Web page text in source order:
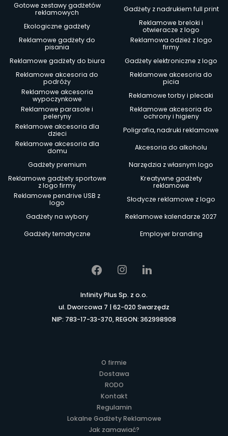
Gotowe zestawy gadżetów
reklamowych
Gadżety z nadrukiem full print
Ekologiczne gadżety
Reklamowe breloki i
otwieracze z logo
Reklamowe gadżety do
pisania
Reklamowa odzież z logo
firmy
Reklamowe gadżety do biura
Gadżety elektroniczne z logo
Reklamowe akcesoria do
podróży
Reklamowe akcesoria do
picia
Reklamowe akcesoria
wypoczynkowe
Reklamowe torby i plecaki
Reklamowe parasole i
peleryny
Reklamowe akcesoria do
ochrony i higieny
Reklamowe akcesoria dla
dzieci
Poligrafia, nadruki reklamowe
Reklamowe akcesoria dla
domu
Akcesoria do alkoholu
Gadżety premium
Narzędzia z własnym logo
Reklamowe gadżety sportowe
z logo firmy
Kreatywne gadżety
reklamowe
Reklamowe pendrive USB z
logo
Słodycze reklamowe z logo
Gadżety na wybory
Reklamowe kalendarze 2027
Gadżety tematyczne
Employer branding
Infinity Plus Sp. z o.o.
ul. Dworcowa 7 | 62-020 Swarzędz
NIP: 783-17-33-370, REGON: 362998908
O firmie
Dostawa
RODO
Kontakt
Regulamin
Lokalne Gadżety Reklamowe
Jak zamawiać?